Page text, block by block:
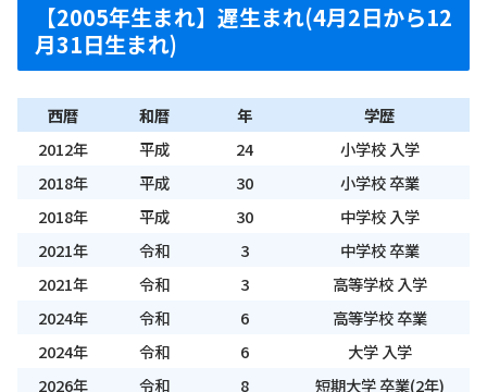
【2005年生まれ】遅生まれ(4月2日から12
月31日生まれ)
西暦 和暦 年
学歴
2012年
平成 24
小学校 入学
2018年
平成 30
小学校 卒業
2018年
平成 30
中学校 入学
2021年
令和 3
中学校 卒業
2021年
令和 3
高等学校 入学
2024年
令和 6
高等学校 卒業
2024年
令和 6
大学 入学
2026年
令和 8 短期大学 卒業(2年)